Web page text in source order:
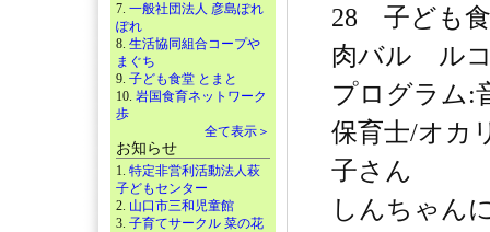
7. 一般社団法人 彦島ぽれ
ぽれ
8. 生活協同組合コープや
まぐち
9. 子ども食堂 とまと
10. 岩国食育ネットワーク
歩
全て表示＞
お知らせ
1. 特定非営利活動法人萩
子どもセンター
2. 山口市三和児童館
3. 子育てサークル 菜の花
28 子ども
肉バル ル
プログラム:
保育士/オカ
子さん
しんちゃん